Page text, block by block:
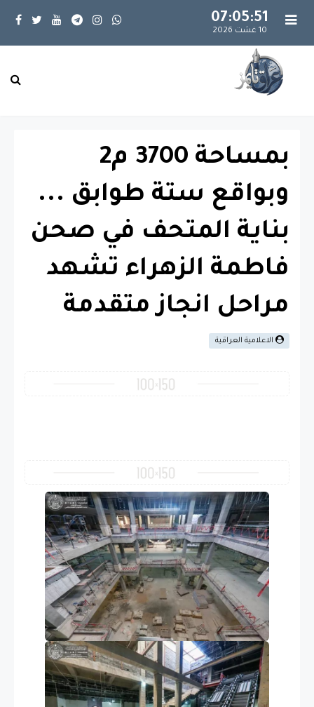
07:05:52
10 غشت 2026
بمساحة 3700 م2
وبواقع ستة طوابق ...
بناية المتحف في صحن
فاطمة الزهراء تشهد
مراحل انجاز متقدمة
الاعلامية العراقية